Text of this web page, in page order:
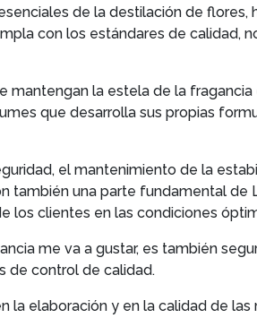
de la destilación de flores,
con los estándares de calidad,
mantengan la estela de la
que desarrolla sus propias
el mantenimiento de la
también una parte fundamental de
los clientes en las condiciones
me va a gustar, es también
de control de calidad.
la elaboración y en la calidad de las